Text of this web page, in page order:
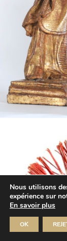
Nous utilisons
expérience sur
En savoir plus
OK